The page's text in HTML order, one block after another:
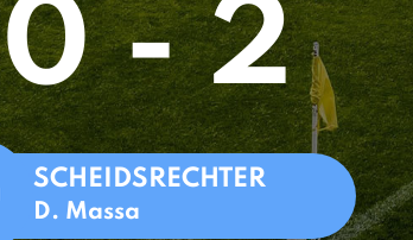
0 - 2
SCHEIDSRECHTER
D. Massa